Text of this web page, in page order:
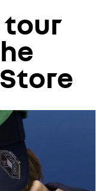
tour